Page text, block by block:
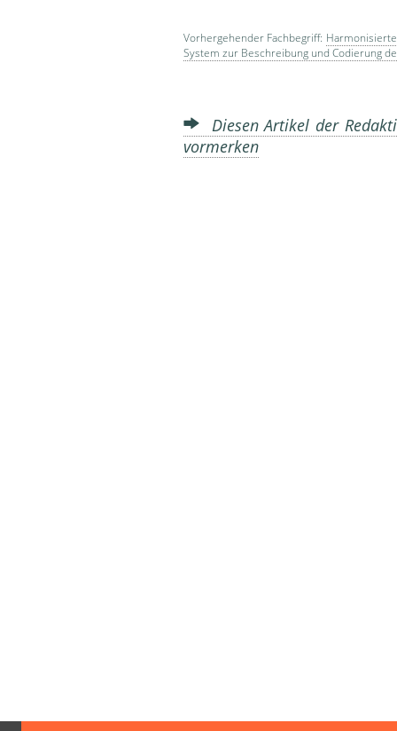
Vorhergehender Fachbegriff:
System zur Beschreibung und Codierung
Diesen Artikel der
vormerken